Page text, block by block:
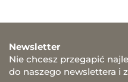
Newsletter
Nie chcesz przegapić
do naszego newslettera i